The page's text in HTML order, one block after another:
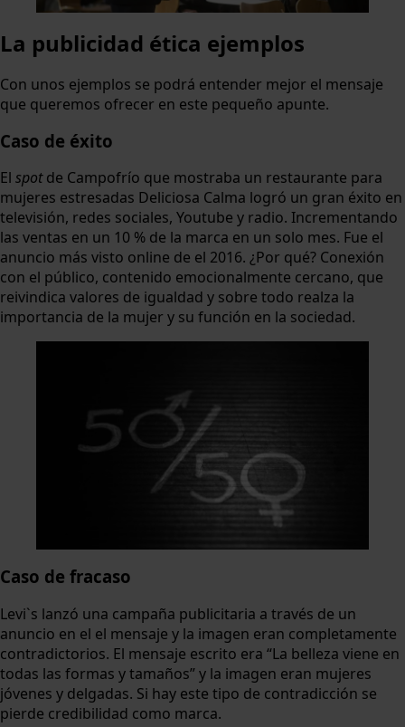
La publicidad ética ejemplos
Con unos ejemplos se podrá entender mejor el mensaje
que queremos ofrecer en este pequeño apunte.
Caso de éxito
El spotde Campofrío que mostraba un restaurante para
mujeres estresadas Deliciosa Calma logró un gran éxito en
televisión, redes sociales, Youtube y radio. Incrementando
las ventas en un 10 % de la marca en un solo mes. Fue el
anuncio más visto online de el 2016. ¿Por qué? Conexión
con el público, contenido emocionalmente cercano, que
reivindica valores de igualdad y sobre todo realza la
importancia de la mujer y su función en la sociedad.
Caso de fracaso
Levi`s lanzó una campaña publicitaria a través de un
anuncio en el el mensaje y la imagen eran completamente
contradictorios. El mensaje escrito era “La belleza viene en
todas las formas y tamaños” y la imagen eran mujeres
jóvenes y delgadas. Si hay este tipo de contradicción se
pierde credibilidad como marca.